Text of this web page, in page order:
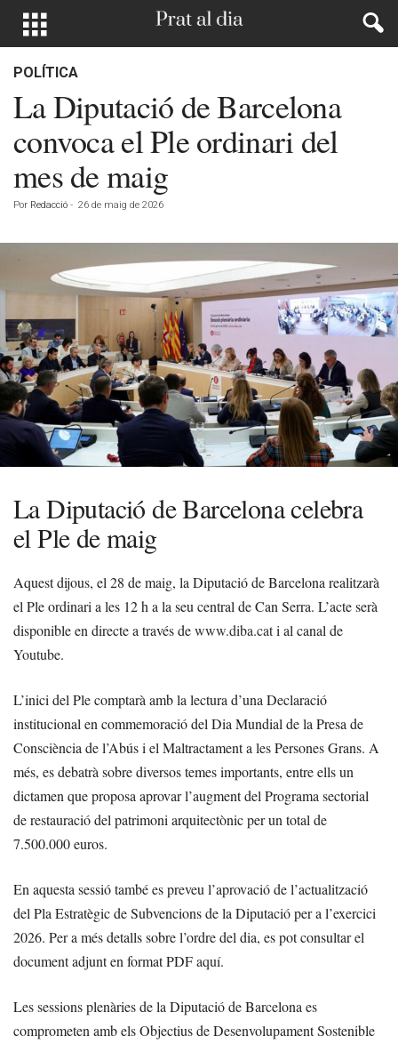
POLÍTICA
La Diputació de Barcelona
convoca el Ple ordinari del
mes de maig
Por Redacció - 26 de maig de 2026
La Diputació de Barcelona celebra
el Ple de maig
Aquest dijous, el 28 de maig, la Diputació de Barcelona realitzarà
el Ple ordinari a les 12 h a la seu central de Can Serra. L’acte serà
disponible en directe a través dewww.diba.cati al canal de
Youtube.
L’inici del Ple comptarà amb la lectura d’una Declaració
institucional en commemoració del Dia Mundial de la Presa de
Consciència de l’Abús i el Maltractament a les Persones Grans. A
més, es debatrà sobre diversos temes importants, entre ells un
dictamen que proposa aprovar l’augment del Programa sectorial
de restauració del patrimoni arquitectònic per un total de
7.500.000 euros.
En aquesta sessió també es preveu l’aprovació de l’actualització
del Pla Estratègic de Subvencions de la Diputació per a l’exercici
2026. Per a més detalls sobre l’ordre del dia, es pot consultar el
document adjunt en format PDFaquí.
Les sessions plenàries de la Diputació de Barcelona es
comprometen amb els Objectius de Desenvolupament Sostenible